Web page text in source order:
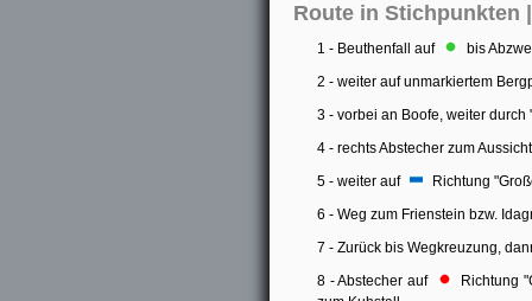
Route in Stichpunkten
1 - Beuthenfall auf
bis
2 - weiter auf unmarkiertem
3 - vorbei an Boofe, weiter
4 - rechts Abstecher zum
5 - weiter auf
Richtung
6 - Weg zum Frienstein bzw.
7 - Zurück bis Wegkreuzung,
8 - Abstecher auf
Richtung